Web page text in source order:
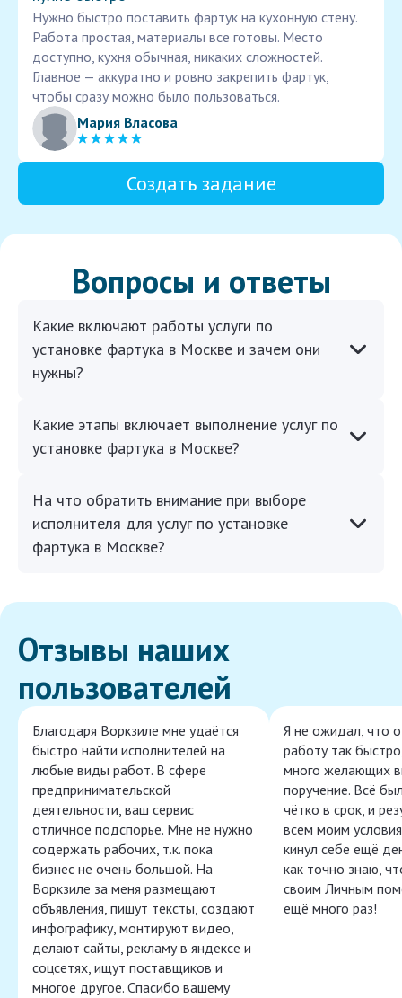
Нужно быстро поставить фартук на кухонную стену.
Работа простая, материалы все готовы. Место
доступно, кухня обычная, никаких сложностей.
Главное — аккуратно и ровно закрепить фартук,
чтобы сразу можно было пользоваться.
Мария Власова
Создать задание
Вопросы и ответы
Какие включают работы услуги по
установке фартука в Москве и зачем они
нужны?
Какие этапы включает выполнение услуг по
установке фартука в Москве?
На что обратить внимание при выборе
исполнителя для услуг по установке
фартука в Москве?
Отзывы наших
пользователей
Благодаря Воркзиле мне удаётся
быстро найти исполнителей на
любые виды работ. В сфере
предпринимательской
деятельности, ваш сервис
отличное подспорье. Мне не нужно
содержать рабочих, т.к. пока
бизнес не очень большой. На
Воркзиле за меня размещают
объявления, пишут тексты, создают
инфографику, монтируют видео,
делают сайты, рекламу в яндексе и
соцсетях, ищут поставщиков и
многое другое. Спасибо вашему
Я не ожидал, что
работу так
много желающих
поручение. Всё
чётко в срок, и
всем моим
кинул себе ещё
как точно знаю,
своим Личным
ещё много раз!